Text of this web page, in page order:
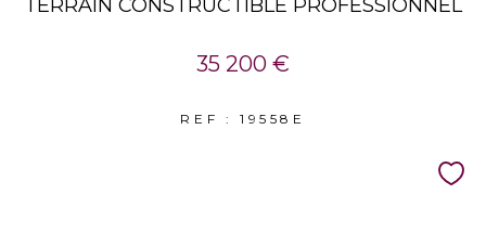
TERRAIN CONSTRUCTIBLE PROFESSIONNEL
35 200 €
REF : 19558E